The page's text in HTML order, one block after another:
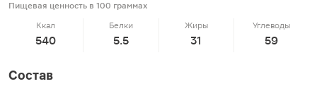
Пищевая ценность в 100 граммах
Ккал
540
Белки
5.5
Жиры
31
Углеводы
59
Состав